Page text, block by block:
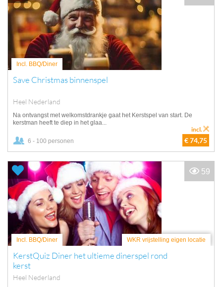
Incl. BBQ/Diner
Save Christmas binnenspel
Heel Nederland
Na ontvangst met welkomstdrankje gaat het Kerstspel van start. De
kerstman heeft te diep in het glaa...
6 - 100 personen € 74,75
incl.
Incl. BBQ/Diner WKR vrijstelling eigen locatie
KerstQuiz Diner het ultieme dinerspel rond
kerst
Heel Nederland
59